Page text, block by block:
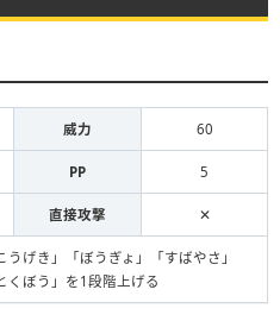
威力 60
PP 5
直接攻撃 ✕
うげき」「ぼうぎょ」「すばやさ」
くぼう」を1段階上げる